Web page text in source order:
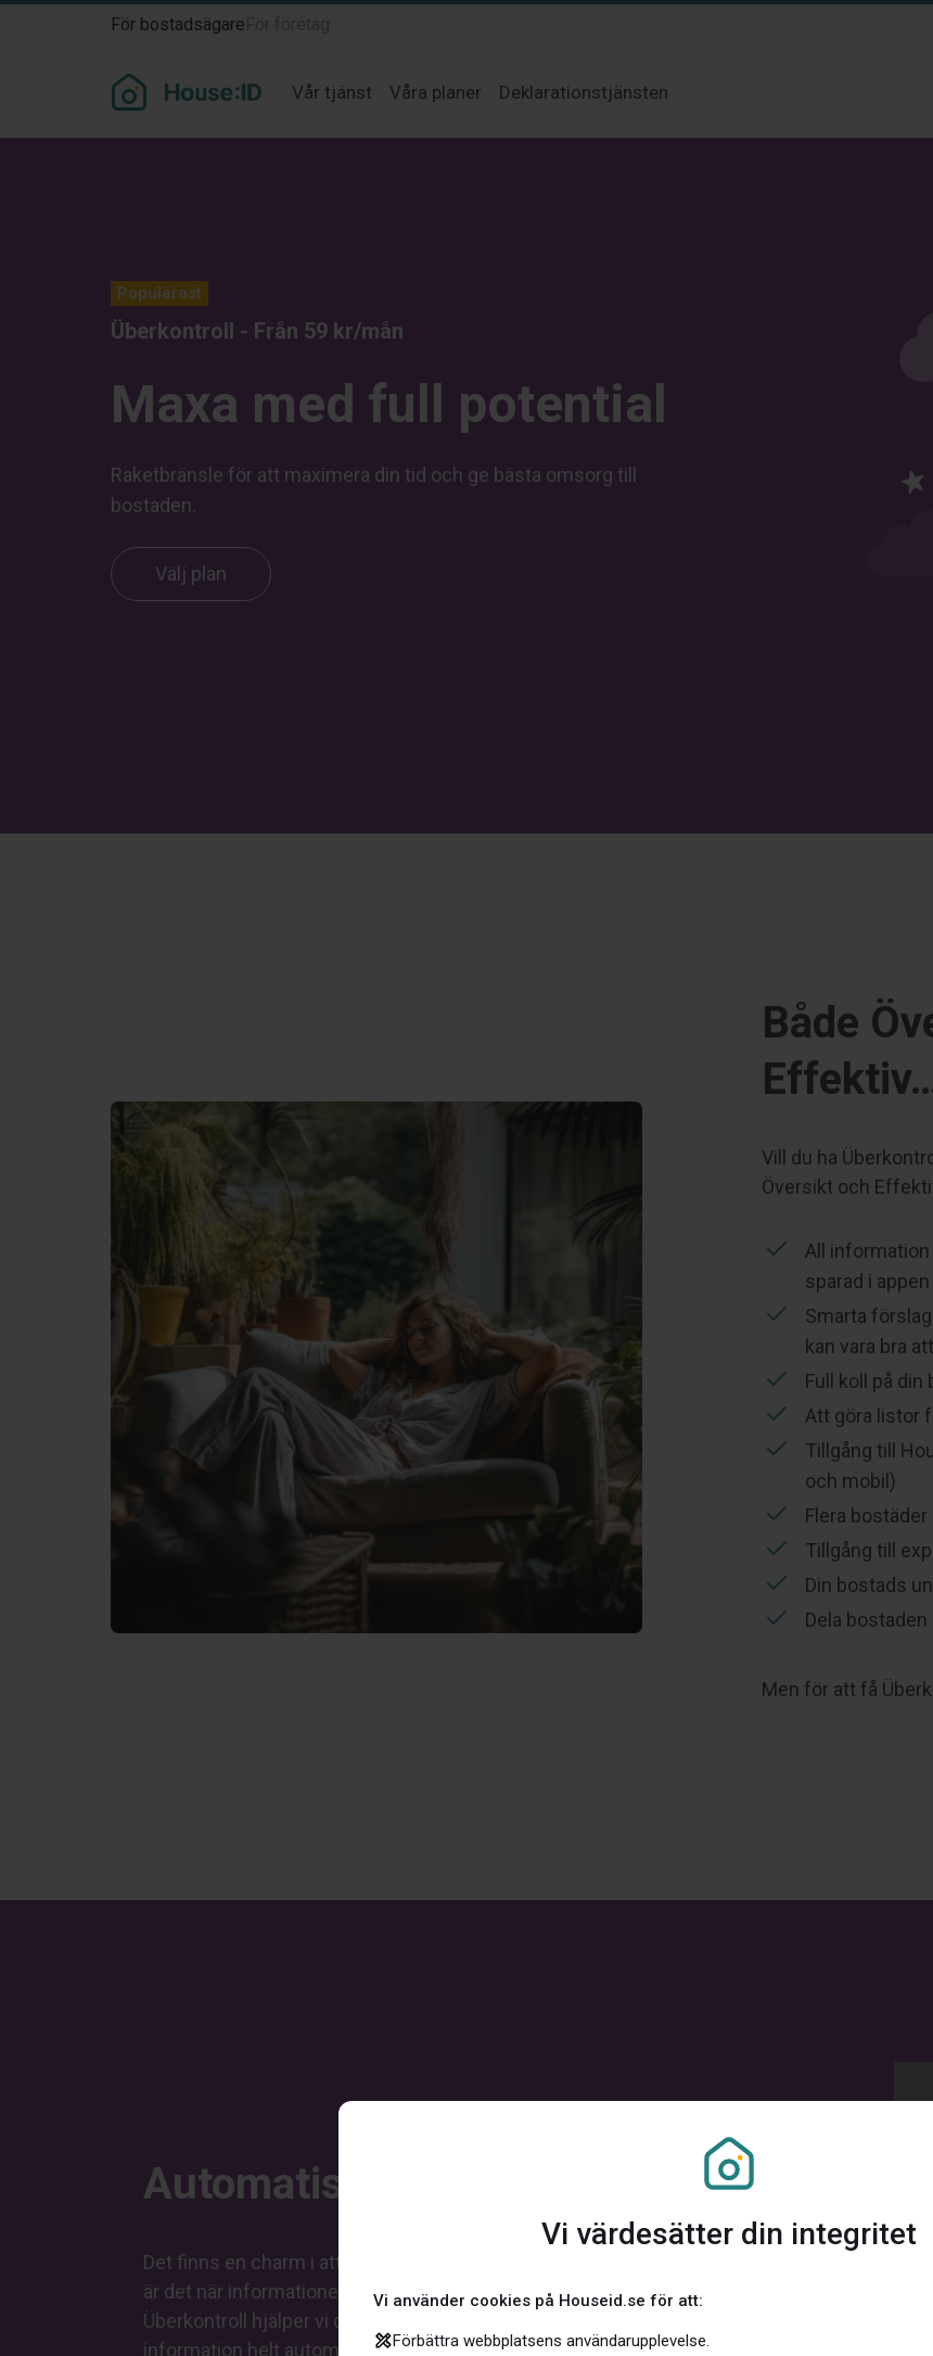
Vi värdesätter din integritet
Vi använder cookies på Houseid.se för att:
Förbättra webbplatsens användarupplevelse.
För bostadsägare
Vår tjänst Våra planer Deklarationstjänsten
Populärast
Überkontroll - Från 59 kr/mån
Maxa med full potential
Raketbränsle för att maximera din tid och ge bästa omsorg till
bostaden.
Välj plan
Både
Vill du ha
Översikt och
All
sparad i
Smarta
kan vara bra
Full koll på
Att göra listor
Tillgång till
och mobil)
Flera
Tillgång till
Din bostads
Dela
Men för att få
Automatiska hämtningar
Det finns en charm i att lägga in egen information, men lika skönt
är det när informationen bara finns där. För att du ska få
Überkontroll hjälper vi dig i att hämta en mängd tänkbar
information helt automatiskt, hur ofta du vill. Tänk dig t.ex. att